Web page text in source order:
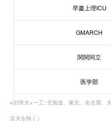
早慶上理ICU
GMARCH
関関同立
医学部
※旧帝大+一工: 北海道、東北、名古屋、
京大を除く）